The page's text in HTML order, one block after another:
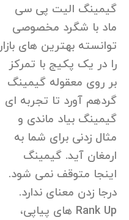
گیمینگ الیت پی سی
ماد با شگرد مخصوصی
توانسته بهترین های بازار
را در یک پکیج با تمرکز
بر روی معقوله گیمینگ
گردهم آورد تا تجربه ای
گیمینگ بیاد ماندی و
مثال زدنی برای شما به
ارمغان آید. گیمینگ
اینجا متوقف نمی شود.
درجا زدن معنای ندارد.
Rank Up های پیاپی،